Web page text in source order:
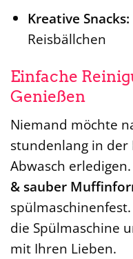
Kreative Snacks:
Reisbällchen
Einfache
Genießen
Niemand möchte
stundenlang in der
Abwasch
& sauber
die Spülmaschine
mit Ihren Lieben.